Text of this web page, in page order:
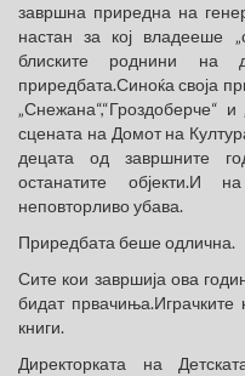
завршна приредна на
настан за кој владееше
блиските роднини на
приредбата.Синоќа своја
„Снежана“,“Гроздоберче“
сцената на Домот на
децата од завршните
останатите објекти.И
неповторливо убава.
Приредбата беше одлична.
Сите кои завршија ова
бидат
книги.
Директорката на